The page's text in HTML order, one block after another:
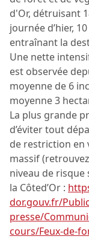
d'Or, détruisant
journée d’hier,
entraînant la
Une nette
est observée
moyenne de 6
moyenne 3
La plus grande
d’éviter tout
de restriction en
massif
niveau de
la Côted’Or :
dor.gouv.fr/
presse/
cours/Feux-de-